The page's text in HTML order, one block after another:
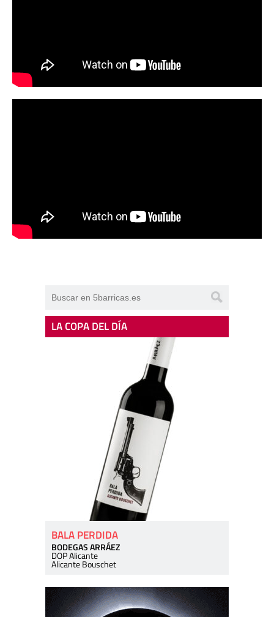
LA COPA DEL DÍA
BALA PERDIDA
BODEGAS ARRÁEZ
DOP Alicante
Alicante Bouschet